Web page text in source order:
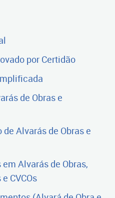
por Certidão
de Obras e
Alvarás de Obras e
Alvarás de Obras,
CVCOs